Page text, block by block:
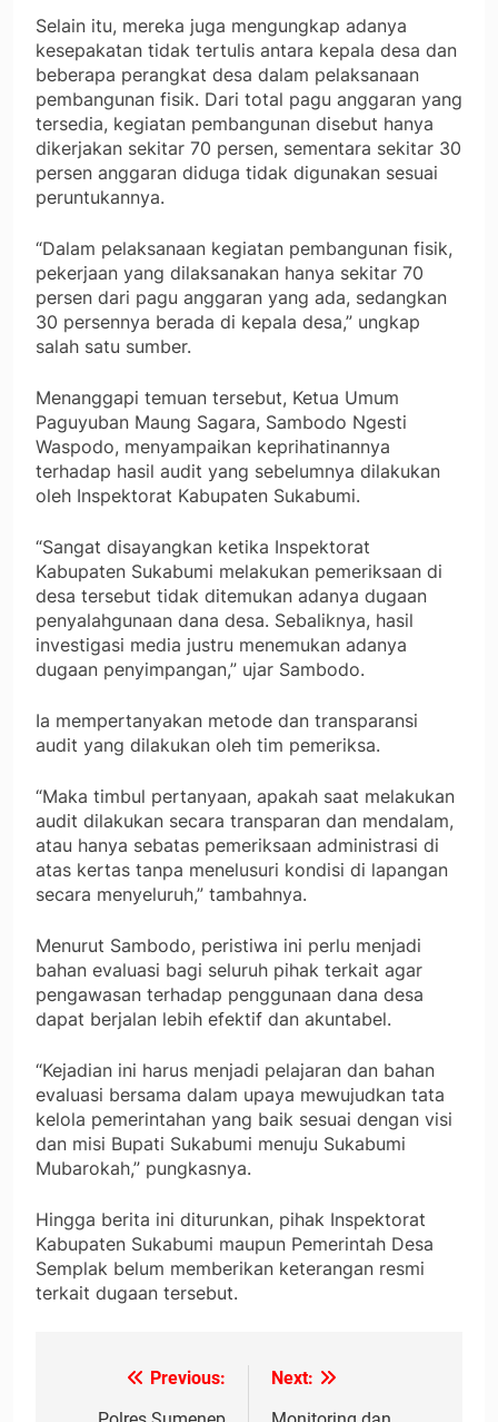
Selain itu, mereka juga mengungkap adanya
kesepakatan tidak tertulis antara kepala desa dan
beberapa perangkat desa dalam pelaksanaan
pembangunan fisik. Dari total pagu anggaran yang
tersedia, kegiatan pembangunan disebut hanya
dikerjakan sekitar 70 persen, sementara sekitar 30
persen anggaran diduga tidak digunakan sesuai
peruntukannya.
“Dalam pelaksanaan kegiatan pembangunan fisik,
pekerjaan yang dilaksanakan hanya sekitar 70
persen dari pagu anggaran yang ada, sedangkan
30 persennya berada di kepala desa,” ungkap
salah satu sumber.
Menanggapi temuan tersebut, Ketua Umum
Paguyuban Maung Sagara, Sambodo Ngesti
Waspodo, menyampaikan keprihatinannya
terhadap hasil audit yang sebelumnya dilakukan
oleh Inspektorat Kabupaten Sukabumi.
“Sangat disayangkan ketika Inspektorat
Kabupaten Sukabumi melakukan pemeriksaan di
desa tersebut tidak ditemukan adanya dugaan
penyalahgunaan dana desa. Sebaliknya, hasil
investigasi media justru menemukan adanya
dugaan penyimpangan,” ujar Sambodo.
Ia mempertanyakan metode dan transparansi
audit yang dilakukan oleh tim pemeriksa.
“Maka timbul pertanyaan, apakah saat melakukan
audit dilakukan secara transparan dan mendalam,
atau hanya sebatas pemeriksaan administrasi di
atas kertas tanpa menelusuri kondisi di lapangan
secara menyeluruh,” tambahnya.
Menurut Sambodo, peristiwa ini perlu menjadi
bahan evaluasi bagi seluruh pihak terkait agar
pengawasan terhadap penggunaan dana desa
dapat berjalan lebih efektif dan akuntabel.
“Kejadian ini harus menjadi pelajaran dan bahan
evaluasi bersama dalam upaya mewujudkan tata
kelola pemerintahan yang baik sesuai dengan visi
dan misi Bupati Sukabumi menuju Sukabumi
Mubarokah,” pungkasnya.
Hingga berita ini diturunkan, pihak Inspektorat
Kabupaten Sukabumi maupun Pemerintah Desa
Semplak belum memberikan keterangan resmi
terkait dugaan tersebut.
NavigasiPrevious:
Next: